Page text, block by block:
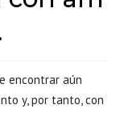
encontrar aún
y, por tanto, con